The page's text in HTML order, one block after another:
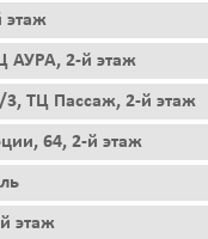
этаж
АУРА, 2-й этаж
ТЦ Пассаж, 2-й этаж
64, 2-й этаж
этаж